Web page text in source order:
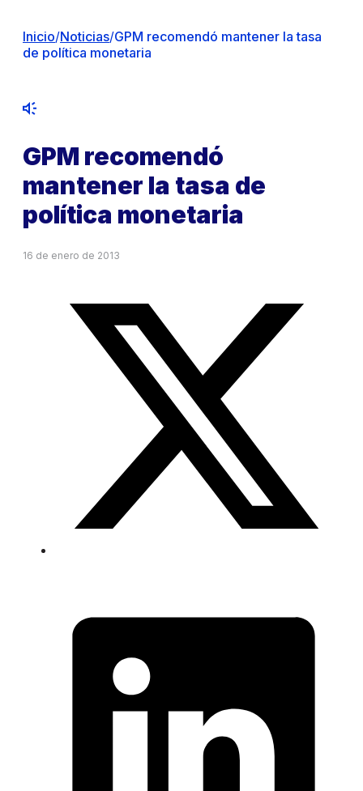
Inicio/Noticias/GPM recomendó mantener la tasa
de política monetaria
GPM recomendó
mantener la tasa de
política monetaria
16 de enero de 2013